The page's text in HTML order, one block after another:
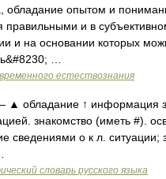
обладание опытом и
правильными и в
и на основании которых
…
естествознания
▲ обладание ↑ информация
знакомство (иметь #).
сведениями о к л. ситуации;
словарь русского языка